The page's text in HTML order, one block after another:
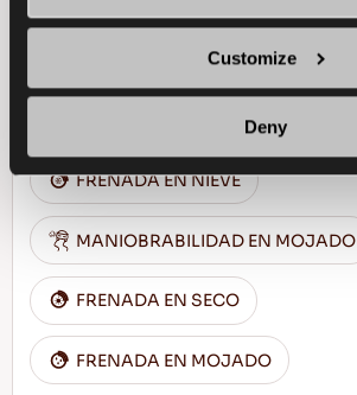
Customize
Deny
TODOTIEMPO
MANIOBRABILIDAD EN NIEVE
FRENADA EN NIEVE
MANIOBRABILIDAD EN MOJADO
FRENADA EN SECO
FRENADA EN MOJADO